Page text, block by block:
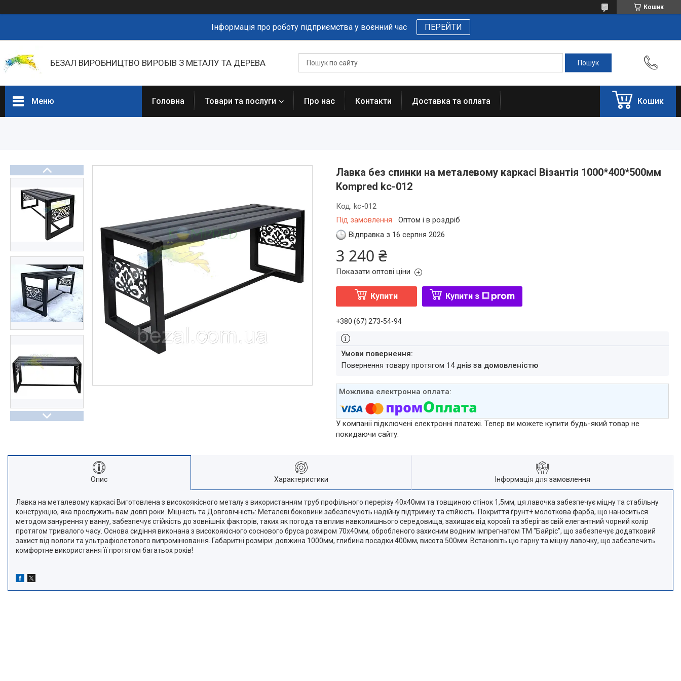
Кошик
Інформація про роботу підприємства у воєнний час ПЕРЕЙТИ
БЕЗАЛ ВИРОБНИЦТВО ВИРОБІВ З МЕТАЛУ ТА ДЕРЕВА
Меню
Прайс-листи
Новини
Презентації та документи
Відгуки
Часті запитання
Доставка та оплата
Головна Товари та послуги Про нас Контакти Доставка та оплата Кошик
Лавка без спинки на металевому каркасі Візантія 1000*400*500мм
Kompred kc-012
Під замовлення Оптом і в роздріб
Код: kc-012
Відправка з 16 серпня 2026
3 240 ₴
Показати оптові ціни
Купити Купити з
+380 (67) 273-54-94
повернення товару протягом 14 днів за домовленістю
У компанії підключені електронні платежі. Тепер ви можете купити будь-який товар не
покидаючи сайту.
Опис Характеристики Інформація для замовлення
Лавка на металевому каркасі Виготовлена з високоякісного металу з використанням труб профільного перерізу 40х40мм та товщиною стінок 1,5мм, ця лавочка забезпечує міцну та стабільну
конструкцію, яка прослужить вам довгі роки. Міцність та Довговічність: Металеві боковини забезпечують надійну підтримку та стійкість. Покриття ґрунт+ молоткова фарба, що наноситься
методом занурення у ванну, забезпечує стійкість до зовнішніх факторів, таких як погода та вплив навколишнього середовища, захищає від корозії та зберігає свій елегантний чорний колір
протягом тривалого часу. Основа сидіння виконана з високоякісного соснового бруса розміром 70х40мм, обробленого захисним водним імпрегнатом ТМ "Байріс", що забезпечує додатковий
захист від вологи та ультрафіолетового випромінювання. Габаритні розміри: довжина 1000мм, глибина посадки 400мм, висота 500мм. Встановіть цю гарну та міцну лавочку, що забезпечить
комфортне використання її протягом багатьох років!